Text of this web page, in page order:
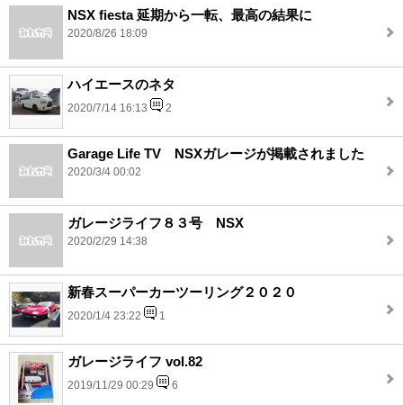
NSX fiesta 延期から一転、最高の結果に
2020/8/26 18:09
ハイエースのネタ
2020/7/14 16:13 2
Garage Life TV NSXガレージが掲載されました
2020/3/4 00:02
ガレージライフ８３号 NSX
2020/2/29 14:38
新春スーパーカーツーリング２０２０
2020/1/4 23:22 1
ガレージライフ vol.82
2019/11/29 00:29 6